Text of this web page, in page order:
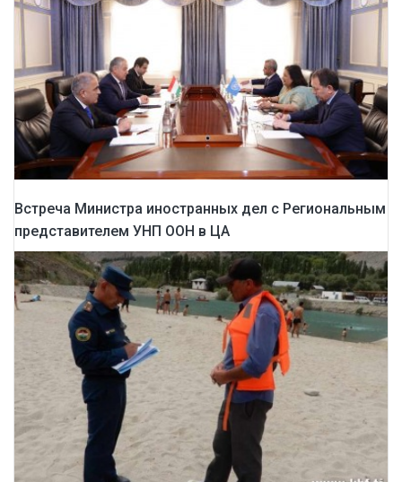
Встреча Министра иностранных дел с Региональным
представителем УНП ООН в ЦА